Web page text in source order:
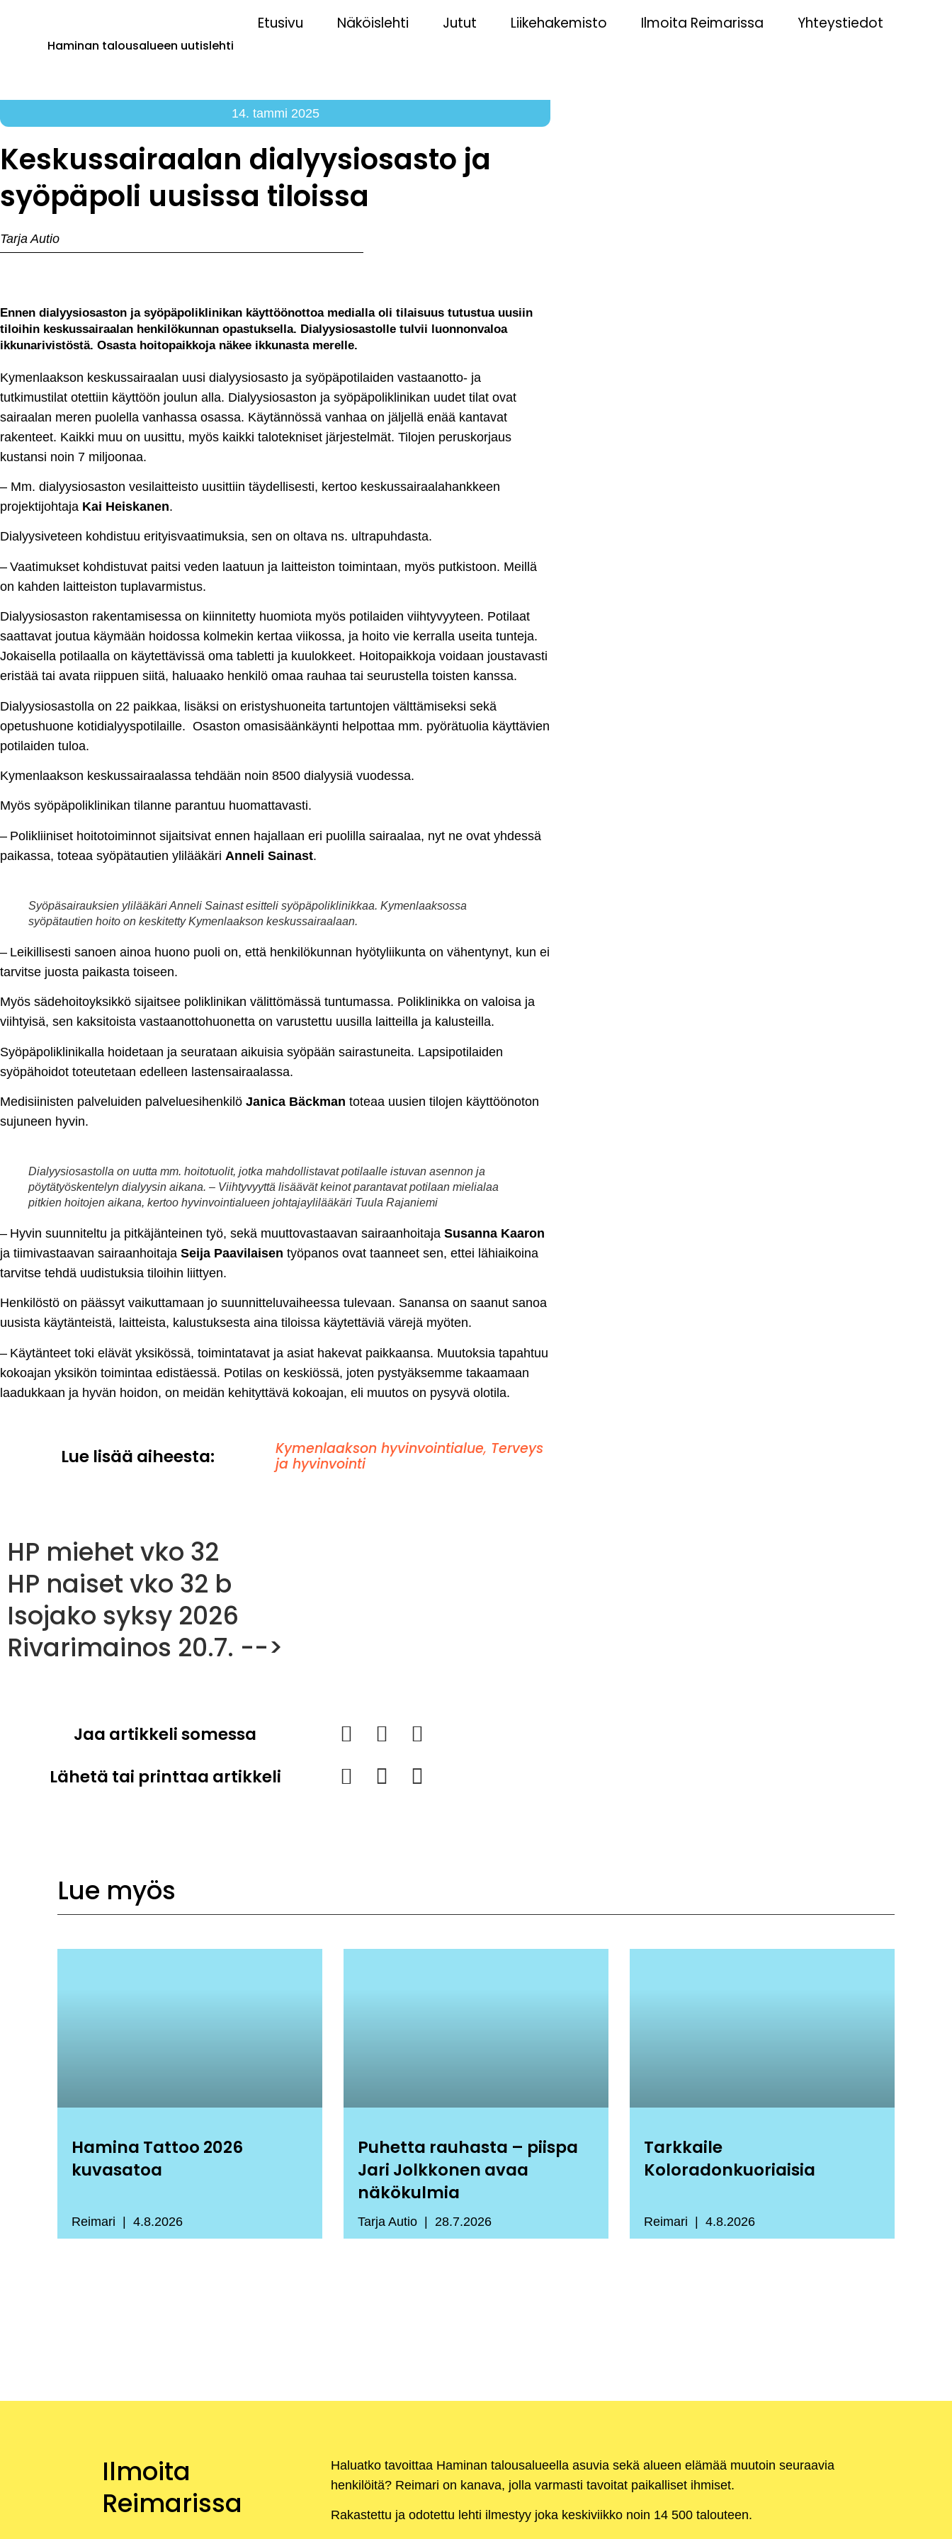
Haminan talousalueen uutislehti
Etusivu Näköislehti Jutut Liikehakemisto Ilmoita Reimarissa Yhteystiedot
14. tammi 2025
Keskussairaalan dialyysiosasto ja
syöpäpoli uusissa tiloissa
Tarja Autio
Ennen dialyysiosaston ja syöpäpoliklinikan käyttöönottoa medialla oli tilaisuus tutustua uusiin
tiloihin keskussairaalan henkilökunnan opastuksella. Dialyysiosastolle tulvii luonnonvaloa
ikkunarivistöstä. Osasta hoitopaikkoja näkee ikkunasta merelle.
Kymenlaakson keskussairaalan uusi dialyysiosasto ja syöpäpotilaiden vastaanotto- ja
tutkimustilat otettiin käyttöön joulun alla. Dialyysiosaston ja syöpäpoliklinikan uudet tilat ovat
sairaalan meren puolella vanhassa osassa. Käytännössä vanhaa on jäljellä enää kantavat
rakenteet. Kaikki muu on uusittu, myös kaikki talotekniset järjestelmät. Tilojen peruskorjaus
kustansi noin 7 miljoonaa.
– Mm. dialyysiosaston vesilaitteisto uusittiin täydellisesti, kertoo keskussairaalahankkeen
projektijohtaja Kai Heiskanen.
Dialyysiveteen kohdistuu erityisvaatimuksia, sen on oltava ns. ultrapuhdasta.
– Vaatimukset kohdistuvat paitsi veden laatuun ja laitteiston toimintaan, myös putkistoon. Meillä
on kahden laitteiston tuplavarmistus.
Dialyysiosaston rakentamisessa on kiinnitetty huomiota myös potilaiden viihtyvyyteen. Potilaat
saattavat joutua käymään hoidossa kolmekin kertaa viikossa, ja hoito vie kerralla useita tunteja.
Jokaisella potilaalla on käytettävissä oma tabletti ja kuulokkeet. Hoitopaikkoja voidaan joustavasti
eristää tai avata riippuen siitä, haluaako henkilö omaa rauhaa tai seurustella toisten kanssa.
Dialyysiosastolla on 22 paikkaa, lisäksi on eristyshuoneita tartuntojen välttämiseksi sekä
opetushuone kotidialyyspotilaille. Osaston omasisäänkäynti helpottaa mm. pyörätuolia käyttävien
potilaiden tuloa.
Kymenlaakson keskussairaalassa tehdään noin 8500 dialyysiä vuodessa.
Myös syöpäpoliklinikan tilanne parantuu huomattavasti.
– Polikliiniset hoitotoiminnot sijaitsivat ennen hajallaan eri puolilla sairaalaa, nyt ne ovat yhdessä
paikassa, toteaa syöpätautien ylilääkäri Anneli Sainast.
Syöpäsairauksien ylilääkäri Anneli Sainast esitteli syöpäpoliklinikkaa. Kymenlaaksossa
syöpätautien hoito on keskitetty Kymenlaakson keskussairaalaan.
– Leikillisesti sanoen ainoa huono puoli on, että henkilökunnan hyötyliikunta on vähentynyt, kun ei
tarvitse juosta paikasta toiseen.
Myös sädehoitoyksikkö sijaitsee poliklinikan välittömässä tuntumassa. Poliklinikka on valoisa ja
viihtyisä, sen kaksitoista vastaanottohuonetta on varustettu uusilla laitteilla ja kalusteilla.
Syöpäpoliklinikalla hoidetaan ja seurataan aikuisia syöpään sairastuneita. Lapsipotilaiden
syöpähoidot toteutetaan edelleen lastensairaalassa.
Medisiinisten palveluiden palveluesihenkilö Janica Bäckman toteaa uusien tilojen käyttöönoton
sujuneen hyvin.
Dialyysiosastolla on uutta mm. hoitotuolit, jotka mahdollistavat potilaalle istuvan asennon ja
pöytätyöskentelyn dialyysin aikana. – Viihtyvyyttä lisäävät keinot parantavat potilaan mielialaa
pitkien hoitojen aikana, kertoo hyvinvointialueen johtajaylilääkäri Tuula Rajaniemi
– Hyvin suunniteltu ja pitkäjänteinen työ, sekä muuttovastaavan sairaanhoitaja Susanna Kaaron
ja tiimivastaavan sairaanhoitaja Seija Paavilaisen työpanos ovat taanneet sen, ettei lähiaikoina
tarvitse tehdä uudistuksia tiloihin liittyen.
Henkilöstö on päässyt vaikuttamaan jo suunnitteluvaiheessa tulevaan. Sanansa on saanut sanoa
uusista käytänteistä, laitteista, kalustuksesta aina tiloissa käytettäviä värejä myöten.
– Käytänteet toki elävät yksikössä, toimintatavat ja asiat hakevat paikkaansa. Muutoksia tapahtuu
kokoajan yksikön toimintaa edistäessä. Potilas on keskiössä, joten pystyäksemme takaamaan
laadukkaan ja hyvän hoidon, on meidän kehityttävä kokoajan, eli muutos on pysyvä olotila.
Lue lisää aiheesta: Kymenlaakson hyvinvointialue, Terveys
ja hyvinvointi
HP miehet vko 32
HP naiset vko 32 b
Isojako syksy 2026
Rivarimainos 20.7. -->
Jaa artikkeli somessa
Lähetä tai printtaa artikkeli
Lue myös
Hamina Tattoo 2026
kuvasatoa
Reimari 4.8.2026
Puhetta rauhasta – piispa
Jari Jolkkonen avaa
näkökulmia
Tarja Autio 28.7.2026
Tarkkaile
Koloradonkuoriaisia
Reimari 4.8.2026
Ilmoita
Reimarissa
Haluatko tavoittaa Haminan talousalueella asuvia sekä alueen elämää muutoin seuraavia
henkilöitä? Reimari on kanava, jolla varmasti tavoitat paikalliset ihmiset.
Rakastettu ja odotettu lehti ilmestyy joka keskiviikko noin 14 500 talouteen.